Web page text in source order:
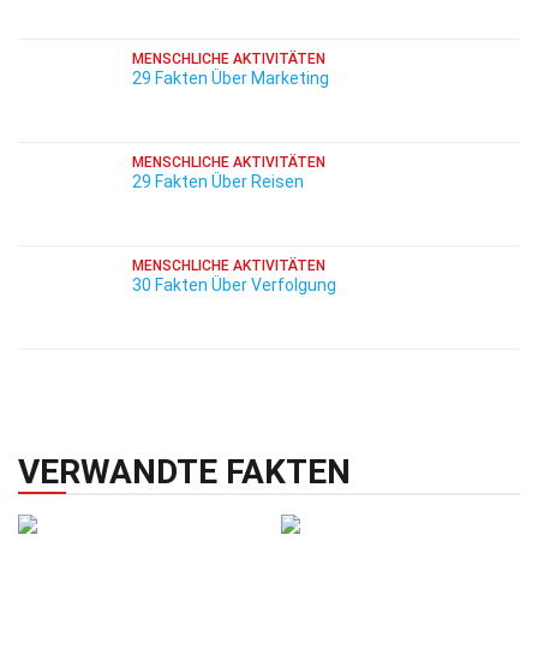
MENSCHLICHE AKTIVITÄTEN
29 Fakten Über Marketing
MENSCHLICHE AKTIVITÄTEN
29 Fakten Über Reisen
MENSCHLICHE AKTIVITÄTEN
30 Fakten Über Verfolgung
VERWANDTE FAKTEN